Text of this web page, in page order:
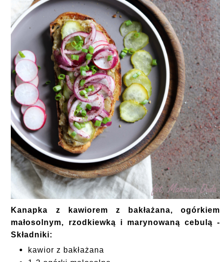
Kanapka z kawiorem z bakłażana, ogórkiem
małosolnym, rzodkiewką i marynowaną cebulą -
Składniki:
kawior z bakłażana